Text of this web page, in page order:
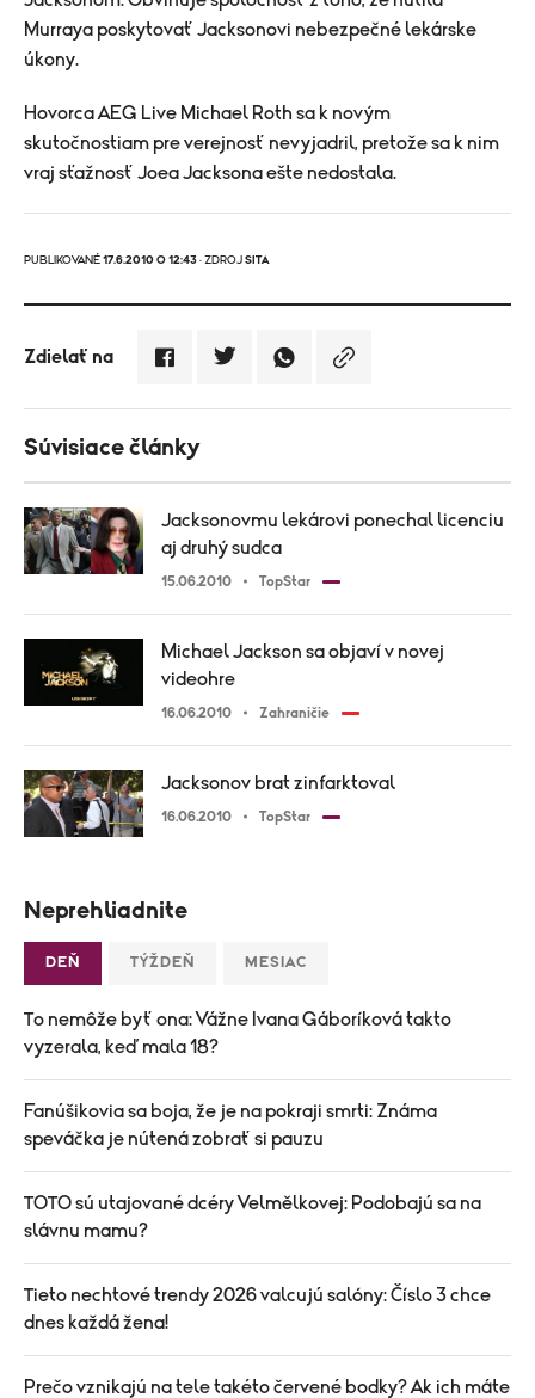
Murraya poskytovať Jacksonovi nebezpečné lekárske
úkony.
Hovorca AEG Live Michael Roth sa k novým
skutočnostiam pre verejnosť nevyjadril, pretože sa k nim
vraj sťažnosť Joea Jacksona ešte nedostala.
PUBLIKOVANÉ 17.6.2010 O 12:43 · ZDROJ SITA
Zdielať na
Súvisiace články
Jacksonovmu lekárovi ponechal licenciu
aj druhý sudca
15.06.2010 TopStar
Michael Jackson sa objaví v novej
videohre
16.06.2010 Zahraničie
Jacksonov brat zinfarktoval
16.06.2010 TopStar
Neprehliadnite
DEŇ TÝŽDEŇ MESIAC
To nemôže byť ona: Vážne Ivana Gáboríková takto
vyzerala, keď mala 18?
Fanúšikovia sa boja, že je na pokraji smrti: Známa
speváčka je nútená zobrať si pauzu
TOTO sú utajované dcéry Velmělkovej: Podobajú sa na
slávnu mamu?
Tieto nechtové trendy 2026 valcujú salóny: Číslo 3 chce
dnes každá žena!
Prečo vznikajú na tele takéto červené bodky? Ak ich máte